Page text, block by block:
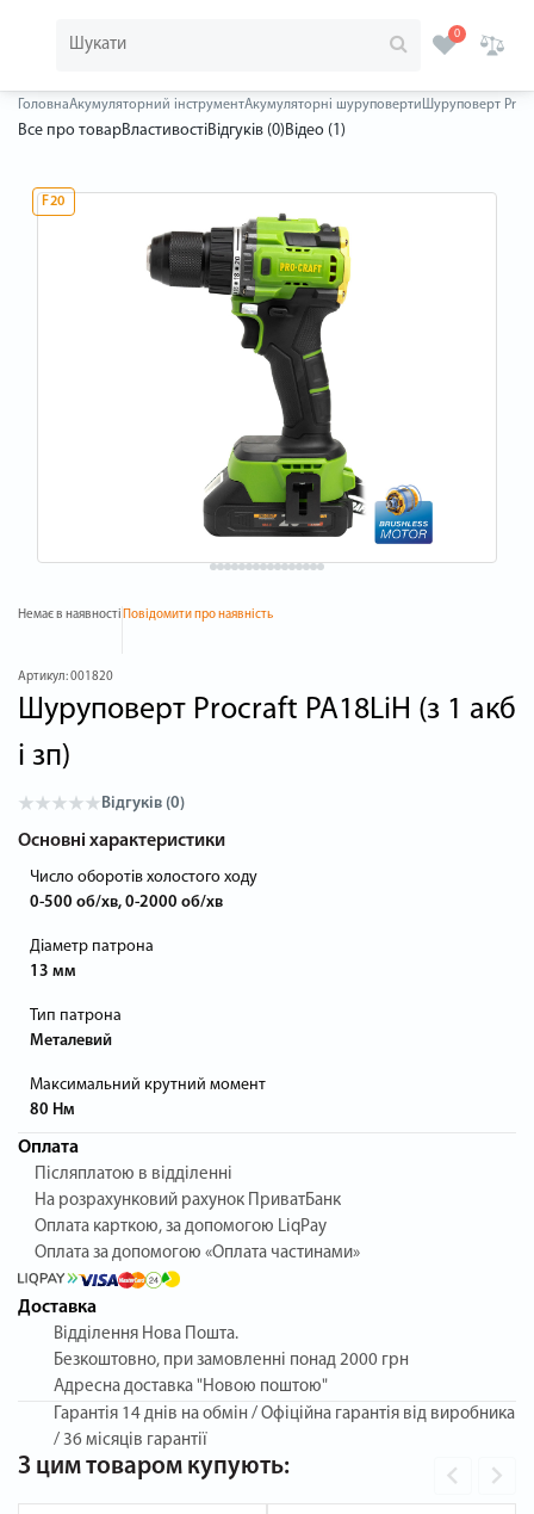
0
ГоловнаАкумуляторний інструментАкумуляторні шуруповерти Шуруповерт
Все про товарВластивостіВідгуків (0)Відео (1)
F20
Немає в наявності Повідомити про наявність
Артикул:001820
Шуруповерт Procraft PA18LiH (з 1 акб
і зп)
Відгуків (0)
Основні характеристики
Число оборотів холостого ходу
0-500 об/хв, 0-2000 об/хв
Діаметр патрона
13 мм
Тип патрона
Металевий
Максимальний крутний момент
80 Нм
Оплата
Післяплатою в відділенні
На розрахунковий рахунок ПриватБанк
Оплата карткою, за допомогою LiqPay
Оплата за допомогою «Оплата частинами»
Доставка
Відділення Нова Пошта.
Безкоштовно, при замовленні понад 2000 грн
Адресна доставка "Новою поштою"
Гарантія 14 днів на обмін / Офіційна гарантія від виробника
/ 36 місяців гарантії
З цим товаром купують: